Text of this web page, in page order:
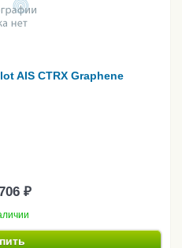
AIS CTRX Graphene
₽